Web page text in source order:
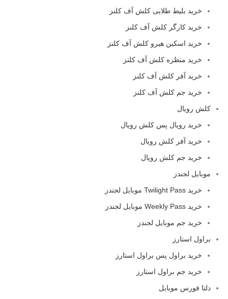
خرید بلیط طلایی کلش آف کلنز
خرید کارگر کلش آف کلنز
خرید اسکین هیرو کلش آف کلنز
خرید منظره کلش آف کلنز
خرید آفر کلش آف کلنز
خرید جم کلش آف کلنز
کلش رویال
خرید رویال پس کلش رویال
خرید آفر کلش رویال
خرید جم کلش رویال
موبایل لجندز
خرید Twilight Pass موبایل لجندز
خرید Weekly Pass موبایل لجندز
خرید جم موبایل لجندز
براول استارز
خرید براول پس براول استارز
خرید جم براول استارز
دلتا فورس موبایل